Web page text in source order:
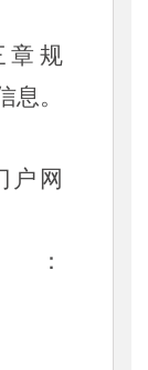
章规
息。
户网